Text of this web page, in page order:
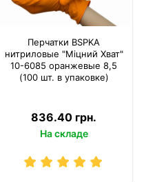
Перчатки BSPKA
нитриловые "Міцний Хват"
10-6085 оранжевые 8,5
(100 шт. в упаковке)
836.40 грн.
На складе